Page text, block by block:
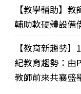
【教學輔助】
輔助軟硬體設備
【教育新趨勢
紀教育趨勢：由
教師前來共襄盛